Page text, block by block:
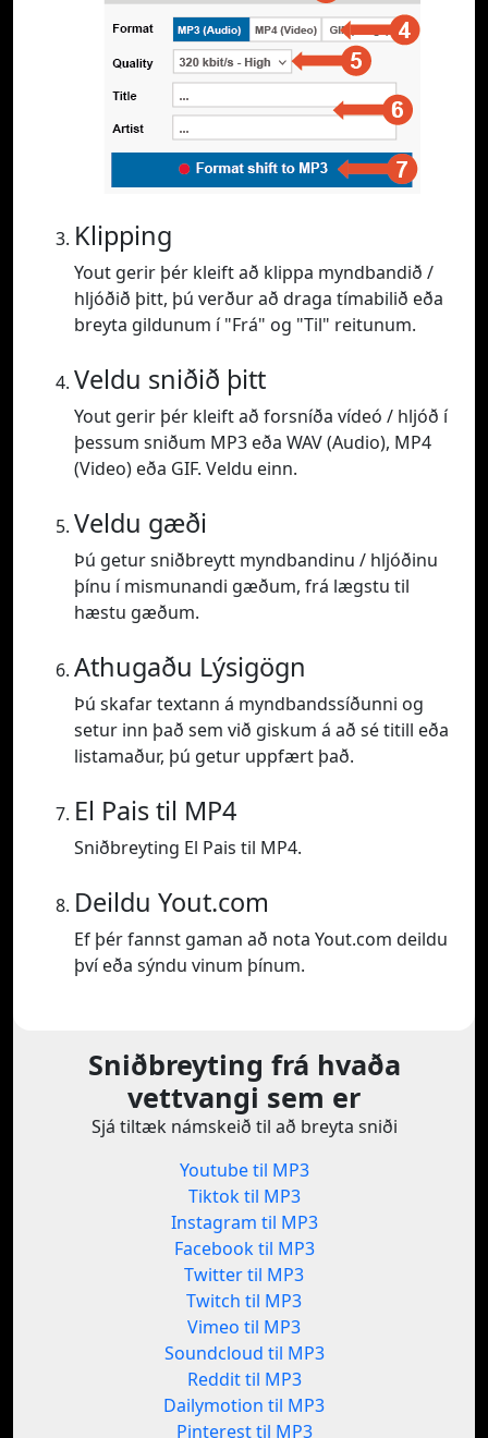
Klipping
Yout gerir þér kleift að klippa myndbandið /
hljóðið þitt, þú verður að draga tímabilið eða
breyta gildunum í "Frá" og "Til" reitunum.
Veldu sniðið þitt
Yout gerir þér kleift að forsníða vídeó / hljóð í
þessum sniðum MP3 eða WAV (Audio), MP4
(Video) eða GIF. Veldu einn.
Veldu gæði
Þú getur sniðbreytt myndbandinu / hljóðinu
þínu í mismunandi gæðum, frá lægstu til
hæstu gæðum.
Athugaðu Lýsigögn
Þú skafar textann á myndbandssíðunni og
setur inn það sem við giskum á að sé titill eða
listamaður, þú getur uppfært það.
El Pais til MP4
Sniðbreyting El Pais til MP4.
Deildu Yout.com
Ef þér fannst gaman að nota Yout.com deildu
því eða sýndu vinum þínum.
Sniðbreyting frá hvaða
vettvangi sem er
Sjá tiltæk námskeið til að breyta sniði
Youtube til MP3
Tiktok til MP3
Instagram til MP3
Facebook til MP3
Twitter til MP3
Twitch til MP3
Vimeo til MP3
Soundcloud til MP3
Reddit til MP3
Dailymotion til MP3
Pinterest til MP3